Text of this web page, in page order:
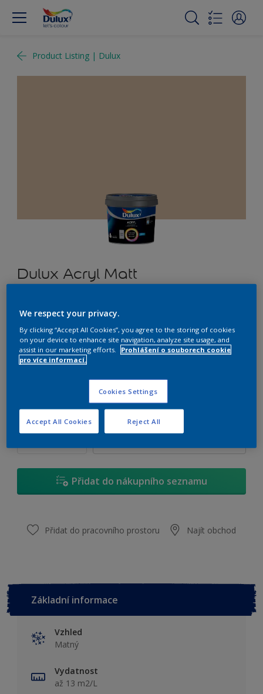
Product Listing | Dulux
Dulux Acryl Matt
E7.12.72
Změnit odstín
1 L
2,5 L
5 L
10 L
Množství Kalkulačka pro výpočet barvy
Přidat do nákupního seznamu
Přidat do pracovního prostoru Najít obchod
Základní informace
Vzhled
Matný
Vydatnost
až 13 m2/L
We respect your privacy.
By clicking “Accept All Cookies”, you agree to the storing of cookies
on your device to enhance site navigation, analyze site usage, and
assist in our marketing efforts.
Prohlášení o souborech cookie
pro více informací.
Cookies Settings
Reject All
Accept All Cookies